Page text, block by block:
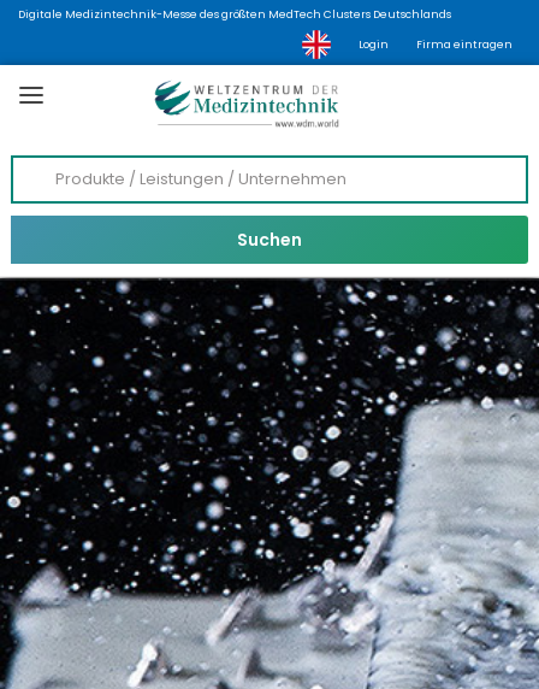
Digitale Medizintechnik-Messe des größten MedTech Clusters Deutschlands
Login Firma eintragen